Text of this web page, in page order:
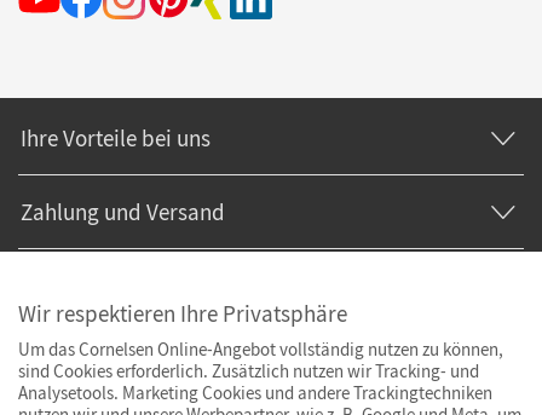
Ihre Vorteile bei uns
Zahlung und Versand
Wir respektieren Ihre Privatsphäre
Um das Cornelsen Online-Angebot vollständig nutzen zu können,
sind Cookies erforderlich. Zusätzlich nutzen wir Tracking- und
Analysetools. Marketing Cookies und andere Trackingtechniken